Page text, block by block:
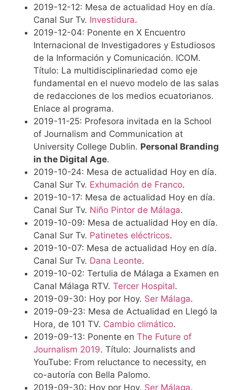
2019-12-12: Mesa de actualidad Hoy en día.
Canal Sur Tv. Investidura.
2019-12-04: Ponente en X Encuentro
Internacional de Investigadores y Estudiosos
de la Información y Comunicación. ICOM.
Título: La multidisciplinariedad como eje
fundamental en el nuevo modelo de las salas
de redacciones de los medios ecuatorianos.
Enlace al programa.
2019-11-25: Profesora invitada en la School
of Journalism and Communication at
University College Dublin. Personal Branding
in the Digital Age.
2019-10-24: Mesa de actualidad Hoy en día.
Canal Sur Tv. Exhumación de Franco.
2019-10-17: Mesa de actualidad Hoy en día.
Canal Sur Tv. Niño Pintor de Málaga.
2019-10-09: Mesa de actualidad Hoy en día.
Canal Sur Tv. Patinetes eléctricos.
2019-10-07: Mesa de actualidad Hoy en día.
Canal Sur Tv. Dana Leonte.
2019-10-02: Tertulia de Málaga a Examen en
Canal Málaga RTV. Tercer Hospital.
2019-09-30: Hoy por Hoy. Ser Málaga.
2019-09-23: Mesa de Actualidad en Llegó la
Hora, de 101 TV. Cambio climático.
2019-09-13: Ponente en The Future of
Journalism 2019. Título: Journalists and
YouTube: From reluctance to necessity, en
co-autoría con Bella Palomo.
2019-09-30: Hoy por Hoy. Ser Málaga.